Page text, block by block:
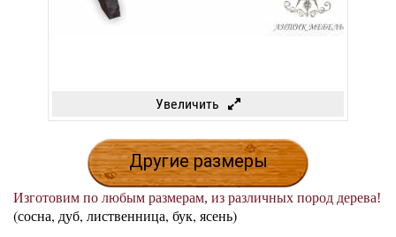
Увеличить
Другие размеры
Изготовим по любым размерам, из различных пород дерева!
(сосна, дуб, лиственница, бук, ясень)